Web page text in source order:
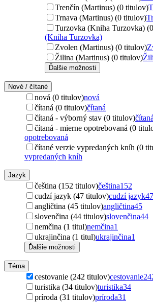
Trenčín (Martinus) (0 titulov)
Trnava (Martinus) (0 titulov)
Turzovka (Kniha Turzovka)
(Kniha Turzovka)
Zvolen (Martinus) (0 titulov)
Žilina (Martinus) (0 titulov)
Ďalšie možnosti
Nové / čítané
nová (0 titulov)nová
čítaná (0 titulov)čítaná
čítaná - výborný stav (0 titulov)
čítaná - mierne opotrebovaná (0
opotrebovaná
čítané verzie vypredaných kníh (0
vypredaných kníh
Jazyk
čeština (152 titulov)čeština152
cudzí jazyk (47 titulov)cudzí jazyk47
angličtina (45 titulov)angličtina45
slovenčina (44 titulov)slovenčina44
nemčina (1 titul)nemčina1
ukrajinčina (1 titul)ukrajinčina1
Ďalšie možnosti
Téma
cestovanie (242 titulov)cestovanie
turistika (34 titulov)turistika34
príroda (31 titulov)príroda31